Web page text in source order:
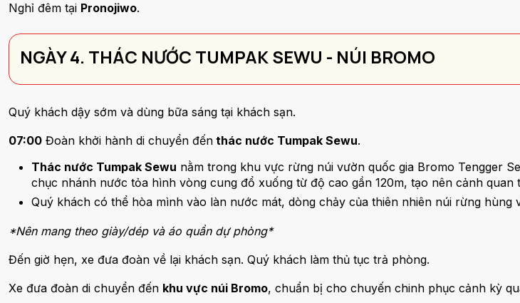
Nghỉ đêm tại Pronojiwo.
NGÀY 4. THÁC NƯỚC TUMPAK SEWU - NÚI BROMO
Quý khách dậy sớm và dùng bữa sáng tại khách sạn.
07:00 Đoàn khởi hành di chuyển đến thác nước Tumpak Sewu.
Thác nước Tumpak Sewu nằm trong khu vực rừng núi vườn quốc gia Bromo Tengger
chục nhánh nước tỏa hình vòng cung đổ xuống từ độ cao gần 120m, tạo nên cảnh quan
Quý khách có thể hòa mình vào làn nước mát, dòng chảy của thiên nhiên núi rừng
*Nên mang theo giày/dép và áo quần dự phòng*
Đến giờ hẹn, xe đưa đoàn về lại khách sạn. Quý khách làm thủ tục trả phòng.
Xe đưa đoàn di chuyển đến khu vực núi Bromo, chuẩn bị cho chuyến chinh phục cảnh kỳ